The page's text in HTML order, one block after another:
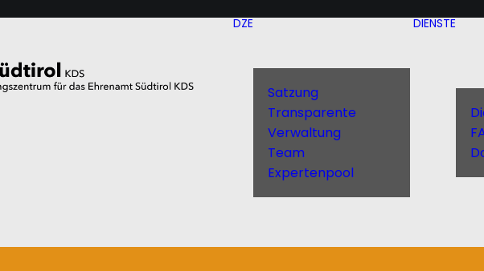
DZE
Satzung
Transparente
Verwaltung
Team
Expertenpool
DIENSTE